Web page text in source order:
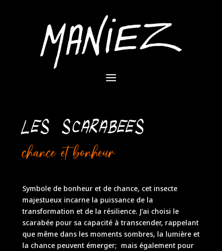
LES SCARABEES
chance et bonheur
Symbole de bonheur et de chance, cet insecte
majestueux incarne la puissance de la
transformation et de la résilience. J’ai choisi le
scarabée pour sa capacité à transcender, rappelant
que même dans les moments sombres, la lumière et
la chance peuvent émerger; mais également pour